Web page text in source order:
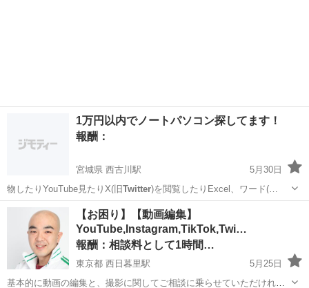
1万円以内でノートパソコン探してます！
報酬：
宮城県 西古川駅
5月30日
物したりYouTube見たりX(旧Twitter)を閲覧したりExcel、ワード(…
西古川駅 買いたい/ください
【お困り】【動画編集】
YouTube,Instagram,TikTok,Twi…
報酬：相談料として1時間…
東京都 西日暮里駅
5月25日
基本的に動画の編集と、撮影に関してご相談に乗らせていただければ